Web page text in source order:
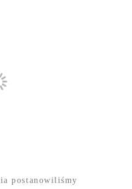
postanowiliśmy